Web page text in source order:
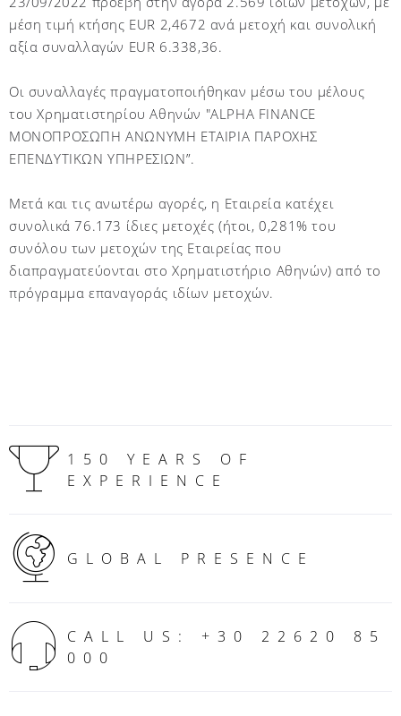
μέση τιμή κτήσης EUR 2,4672 ανά μετοχή και συνολική
αξία συναλλαγών EUR 6.338,36.
Οι συναλλαγές πραγματοποιήθηκαν μέσω του μέλους
του Χρηματιστηρίου Αθηνών "ALPHA FINANCE
ΜΟΝΟΠΡΟΣΩΠΗ ΑΝΩΝΥΜΗ ΕΤΑΙΡΙΑ ΠΑΡΟΧΗΣ
ΕΠΕΝΔΥΤΙΚΩΝ ΥΠΗΡΕΣΙΩΝ”.
Μετά και τις ανωτέρω αγορές, η Εταιρεία κατέχει
συνολικά 76.173 ίδιες μετοχές (ήτοι, 0,281% του
συνόλου των μετοχών της Εταιρείας που
διαπραγματεύονται στο Χρηματιστήριο Αθηνών) από το
πρόγραμμα επαναγοράς ιδίων μετοχών.
150 YEARS OF
EXPERIENCE
GLOBAL PRESENCE
CALL US: +30 22620 85
000